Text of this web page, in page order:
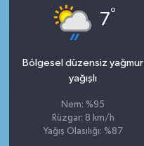
7°
Bölgesel düzensiz yağmur
yağışlı
Nem: %95
Rüzgar: 8 km/h
Yağış Olasılığı: %87